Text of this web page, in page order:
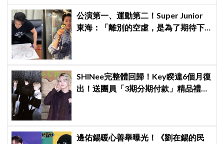
公演第一、運動第二！Super Junior
東海：「離別的空虛，是為了期待下
SHINee完整體回歸！Key睽違6個月復
出！送團員「3期分期付款」精品禮
邊佑錫暖心善舉曝光！《劉在錫的民